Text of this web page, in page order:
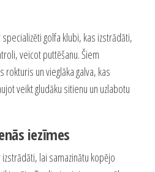
golfa klubi, kas izstrādāti,
veicot puttēšanu. Šiem
un vieglāka galva, kas
veikt gludāku sitienu un uzlabotu
iezīmes
lai samazinātu kopējo